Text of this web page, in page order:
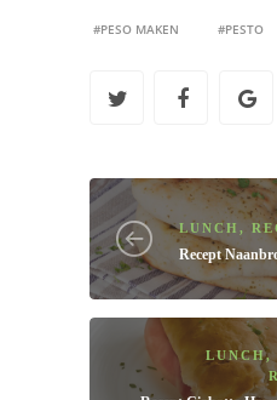
#PESO MAKEN #PESTO
LUNCH,
Recept
LUNCH,